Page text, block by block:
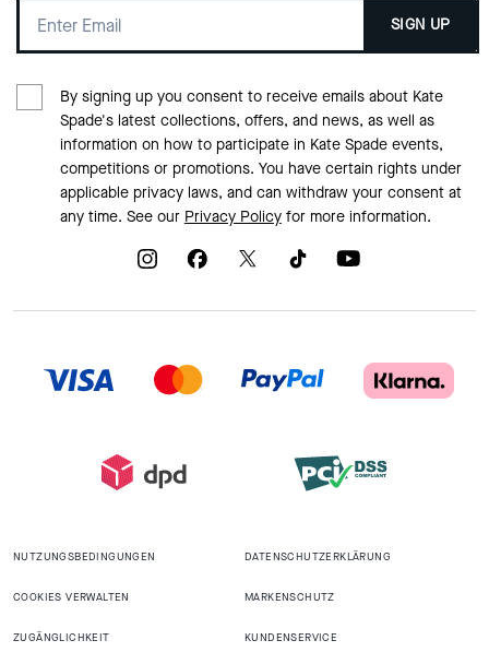
SIGN UP
By signing up you consent to receive emails about Kate
Spade's latest collections, offers, and news, as well as
information on how to participate in Kate Spade events,
competitions or promotions. You have certain rights under
applicable privacy laws, and can withdraw your consent at
any time. See our Privacy Policyfor more information.
NUTZUNGSBEDINGUNGEN DATENSCHUTZERKLÄRUNG
COOKIES VERWALTEN MARKENSCHUTZ
ZUGÄNGLICHKEIT KUNDENSERVICE